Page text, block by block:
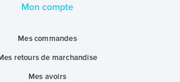
Mon compte
Mes commandes
retours de marchandise
Mes avoirs